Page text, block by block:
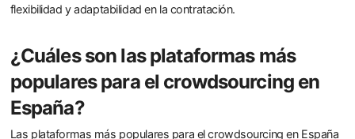
flexibilidad y adaptabilidad en la contratación.
¿Cuáles son las plataformas más
populares para el crowdsourcing en
España?
Las plataformas más populares para el crowdsourcing en España